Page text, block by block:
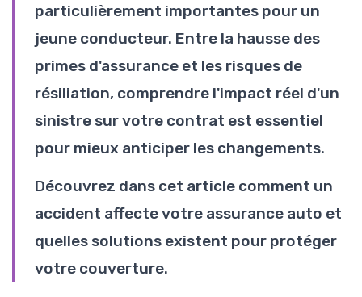
particulièrement importantes pour un
jeune conducteur. Entre la hausse des
primes d'assurance et les risques de
résiliation, comprendre l'impact réel d'un
sinistre sur votre contrat est essentiel
pour mieux anticiper les changements.
Découvrez dans cet article comment un
accident affecte votre assurance auto et
quelles solutions existent pour protéger
votre couverture.